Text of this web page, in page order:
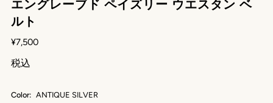
エングレーブド ペイズリー ウエスタン ベ
ルト
¥7,500
税込
Color: ANTIQUE SILVER